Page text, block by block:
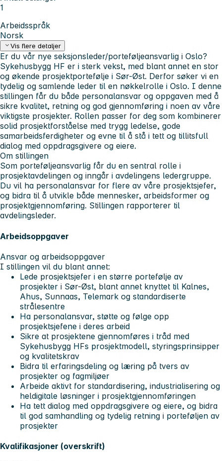
1
Arbeidsspråk
Norsk
Vis flere detaljer
Er du vår nye seksjonsleder/porteføljeansvarlig i Oslo?
Sykehusbygg HF er i sterk vekst, med blant annet en stor
og økende prosjektportefølje i Sør-Øst. Derfor søker vi en
tydelig og samlende leder til en nøkkelrolle i Oslo. I denne
stillingen får du både personalansvar og oppgaven med å
sikre kvalitet, retning og god gjennomføring i noen av våre
viktigste prosjekter. Rollen passer for deg som kombinerer
solid prosjektforståelse med trygg ledelse, gode
samarbeidsferdigheter og evne til å stå i tett og tillitsfull
dialog med oppdragsgivere og eiere.
Om stillingen
Som porteføljeansvarlig får du en sentral rolle i
prosjektavdelingen og inngår i avdelingens ledergruppe.
Du vil ha personalansvar for flere av våre prosjektsjefer,
og bidra til å utvikle både mennesker, arbeidsformer og
prosjektgjennomføring. Stillingen rapporterer til
avdelingsleder.
Arbeidsoppgaver
Ansvar og arbeidsoppgaver
I stillingen vil du blant annet:
Lede prosjektsjefer i en større portefølje av
prosjekter i Sør-Øst, blant annet knyttet til Kalnes,
Ahus, Sunnaas, Telemark og standardiserte
strålesentre
Ha personalansvar, støtte og følge opp
prosjektsjefene i deres arbeid
Sikre at prosjektene gjennomføres i tråd med
Sykehusbygg HFs prosjektmodell, styringsprinsipper
og kvalitetskrav
Bidra til erfaringsdeling og læring på tvers av
prosjekter og fagmiljøer
Arbeide aktivt for standardisering, industrialisering og
heldigitale løsninger i prosjektgjennomføringen
Ha tett dialog med oppdragsgivere og eiere, og bidra
til god samhandling og tydelig retning i porteføljen av
prosjekter
Kvalifikasjoner (overskrift)